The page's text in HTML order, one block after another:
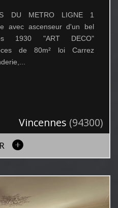
DU METRO LIGNE 1
avec ascenseur d'un bel
1930 "ART DECO"
de 80m² loi Carrez
Vincennes (94300)